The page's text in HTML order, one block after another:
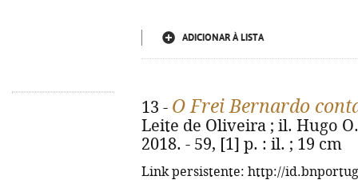
ADICIONAR À LISTA
13 - O Frei Bernardo
Leite de Oliveira ; il. Hugo
2018. - 59, [1] p. : il. ; 19 cm
Link persistente: http://